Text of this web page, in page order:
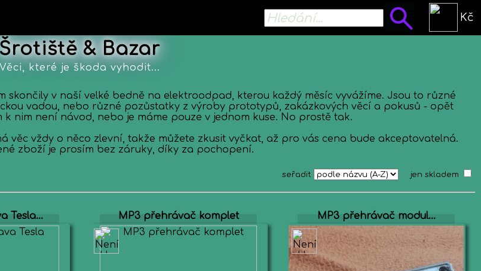
Kč
Šrotiště & Bazar
Věci, které je škoda vyhodit...
v naší velké bedně na elektroodpad, kterou každý měsíc vyvážíme. Jsou to různé
vadou, nebo různé pozůstatky z výroby prototypů, zakázkových věcí a pokusů - opět
nim není návod, nebo je máme pouze v jednom kuse. No prostě tak.
věc vždy o něco zlevní, takže můžete zkusit vyčkat, až pro vás cena bude akceptovatelná.
zboží je prosím bez záruky, díky za pochopení.
seřadit jen skladem
Tesla... MP3 přehrávač komplet MP3 přehrávač modul...